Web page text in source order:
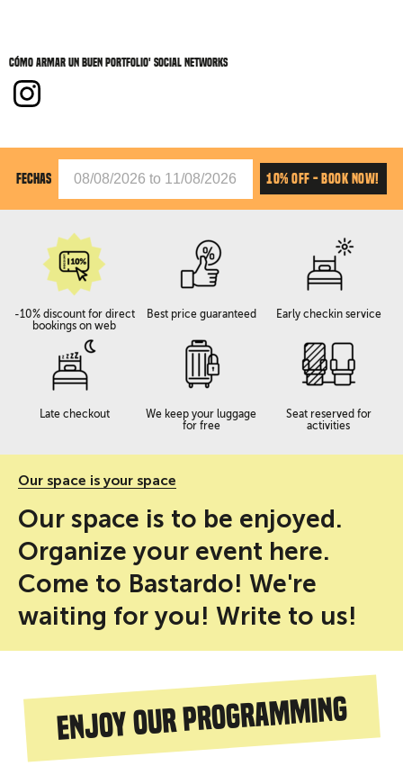
Cómo armar un buen portfolio' social networks
FECHAS 10% OFF - BOOK NOW!
-10% discount for direct
bookings on web
Best price guaranteed Early checkin service
Late checkout
We keep your luggage
for free
Seat reserved for
activities
Our space is your space
Our space is to be enjoyed.
Organize your event here.
Come to Bastardo! We're
waiting for you! Write to us!
Enjoy our programming